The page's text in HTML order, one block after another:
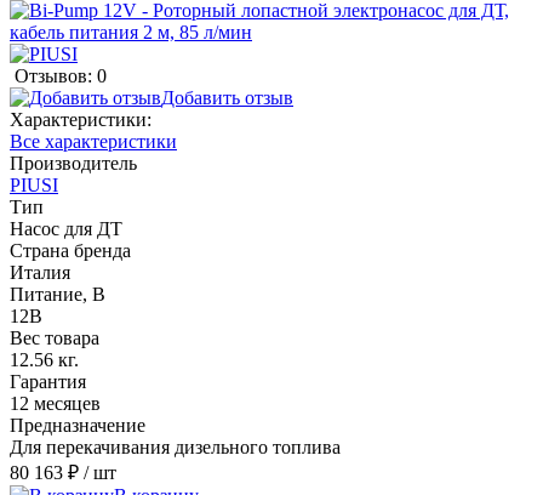
Отзывов: 0
Добавить отзыв
Характеристики:
Все характеристики
Производитель
PIUSI
Тип
Насос для ДТ
Страна бренда
Италия
Питание, В
12В
Вес товара
12.56 кг.
Гарантия
12 месяцев
Предназначение
Для перекачивания дизельного топлива
80 163 ₽ / шт